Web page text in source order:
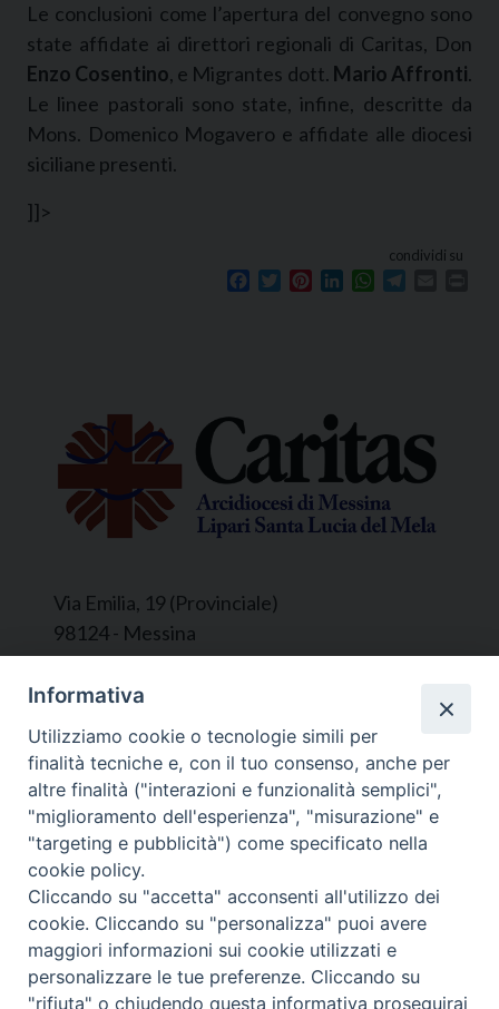
Le conclusioni come l’apertura del convegno sono
state affidate ai direttori regionali di Caritas, Don
Enzo Cosentino, e Migrantes dott. Mario Affronti.
Le linee pastorali sono state, infine, descritte da
Mons. Domenico Mogavero e affidate alle diocesi
siciliane presenti.
]]>
condividi su
Facebook
TwitterPinterestLinkedInWhatsApp
Via Emilia, 19 (Provinciale)
98124 - Messina
Segreteria e Amministrazione:
L’Ufficio è aperto tutti i giorni da lunedì a
venerdì, dalle ore 9.30 alle ore 12.30.
Tel. 090.9146045
mail:ufficiocaritas@diocesimessina.it.
Seguici su
© 2022 - 2025 Caritas Arcidiocesi di Messina Lipari
Informativa
Utilizziamo cookie o tecnologie simili per
finalità tecniche e, con il tuo consenso, anche per
altre finalità ("interazioni e funzionalità semplici",
"miglioramento dell'esperienza", "misurazione" e
"targeting e pubblicità") come specificato nella
cookie policy.
Cliccando su "accetta" acconsenti all'utilizzo dei
cookie. Cliccando su "personalizza" puoi avere
maggiori informazioni sui cookie utilizzati e
personalizzare le tue preferenze. Cliccando su
"rifiuta" o chiudendo questa informativa proseguirai